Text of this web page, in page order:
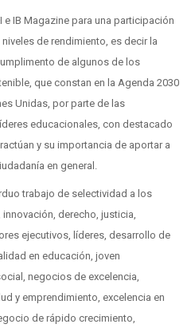
IB Magazine para una participación
de rendimiento, es decir la
de algunos de los
que constan en la Agenda 2030
Unidas, por parte de las
educacionales, con destacado
y su importancia de aportar a
en general.
trabajo de selectividad a los
derecho, justicia,
ejecutivos, líderes, desarrollo de
en educación, joven
negocios de excelencia,
y emprendimiento, excelencia en
de rápido crecimiento,